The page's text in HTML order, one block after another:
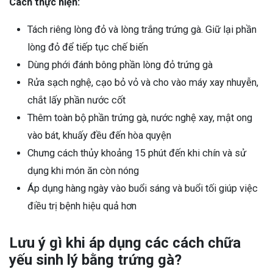
Tách riêng lòng đỏ và lòng trắng trứng gà. Giữ lại phần
lòng đỏ để tiếp tục chế biến
Dùng phới đánh bông phần lòng đỏ trứng gà
Rửa sạch nghệ, cạo bỏ vỏ và cho vào máy xay nhuyễn,
chắt lấy phần nước cốt
Thêm toàn bộ phần trứng gà, nước nghệ xay, mật ong
vào bát, khuấy đều đến hòa quyện
Chưng cách thủy khoảng 15 phút đến khi chín và sử
dụng khi món ăn còn nóng
Áp dụng hàng ngày vào buổi sáng và buổi tối giúp việc
điều trị bệnh hiệu quả hơn
Lưu ý gì khi áp dụng các cách chữa
yếu sinh lý bằng trứng gà?